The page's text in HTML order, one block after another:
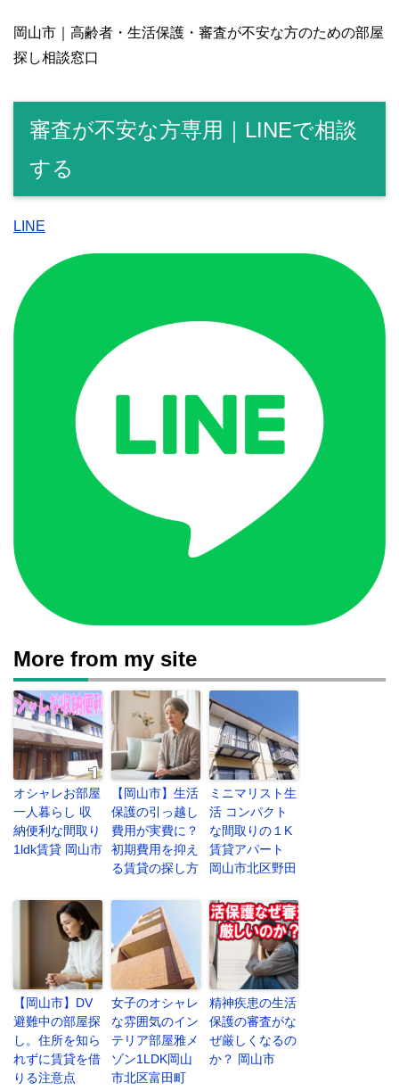
岡山市｜高齢者・生活保護・審査が不安な方のための部屋
探し相談窓口
審査が不安な方専用｜LINEで相談
する
LINE
More from my site
オシャレお部屋
一人暮らし 収
納便利な間取り
1ldk賃貸 岡山市
【岡山市】生活
保護の引っ越し
費用が実費に？
初期費用を抑え
る賃貸の探し方
ミニマリスト生
活 コンパクト
な間取りの１K
賃貸アパート
岡山市北区野田
【岡山市】DV
避難中の部屋探
し。住所を知ら
れずに賃貸を借
りる注意点
女子のオシャレ
な雰囲気のイン
テリア部屋雅メ
ゾン1LDK岡山
市北区富田町
精神疾患の生活
保護の審査がな
ぜ厳しくなるの
か？ 岡山市